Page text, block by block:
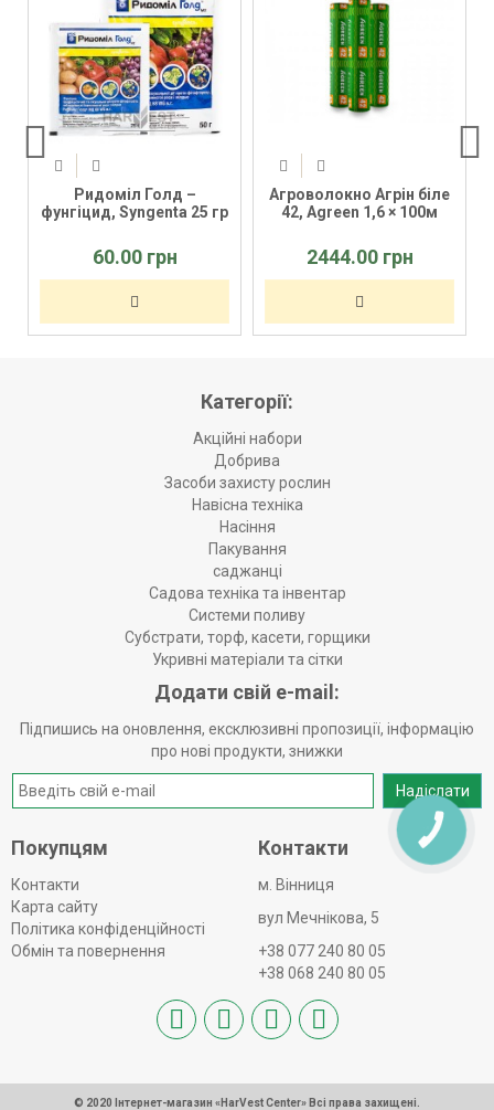
Ридоміл Голд –
фунгіцид, Syngenta 25 гр
60.00 грн
Агроволокно Агрін біле
42, Agreen 1,6 × 100м
2444.00 грн
Категорії:
Акційні набори
Добрива
Засоби захисту рослин
Навісна техніка
Насіння
Пакування
саджанці
Садова техніка та інвентар
Системи поливу
Субстрати, торф, касети, горщики
Укривні матеріали та сітки
Додати свій e-mail:
Підпишись на оновлення, ексклюзивні пропозиції, інформацію
про нові продукти, знижки
Надіслати
Покупцям
Контакти
Карта сайту
Політика конфіденційності
Обмін та повернення
Контакти
м. Вінниця
вул Мечнікова, 5
+38 077 240 80 05
+38 068 240 80 05
© 2020 Інтернет-магазин «HarVest Center» Всі права захищені.
КНОПКА
ЗВ'ЯЗКУ